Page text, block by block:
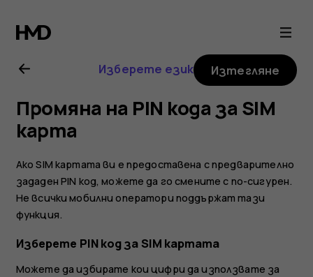
Ръководство
на
потребителя
за
Nokia
G21
Изберете език Изтегляне
Промяна на PIN кода за SIM
карта
Ако SIM картата ви е предоставена с предварително
зададен PIN код, можете да го смените с по-сигурен.
Не всички мобилни оператори поддържат тази
функция.
Изберете PIN код за SIM картата
Можете да избирате кои цифри да използвате за